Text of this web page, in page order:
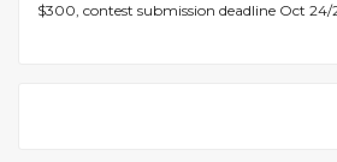
$300, contest submission deadline Oct 24/